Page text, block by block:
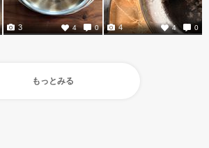
4 0
3 4 0
4
もっとみる